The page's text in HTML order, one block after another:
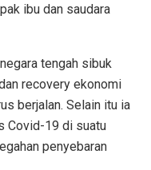
ibu dan saudara
tengah sibuk
recovery ekonomi
berjalan. Selain itu ia
Covid-19 di suatu
penyebaran